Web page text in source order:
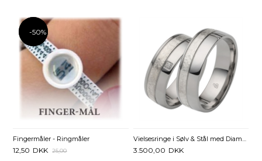
-50%
-50%
Fingermåler - Ringmåler
12,50 DKK 25,00
Vielsesringe i Sølv & Stål med Diamant 0,01 ct - 7 mm
3.500,00 DKK